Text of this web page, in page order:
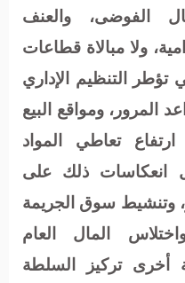
الفوضى، والعنف
ولا مبالاة قطاعات
تؤطر التنظيم الإداري
المرور، ومواقع البيع
تعاطي المواد
انعكاسات ذلك على
وتنشيط سوق الجريمة
المال العام
أخرى تركيز السلطة